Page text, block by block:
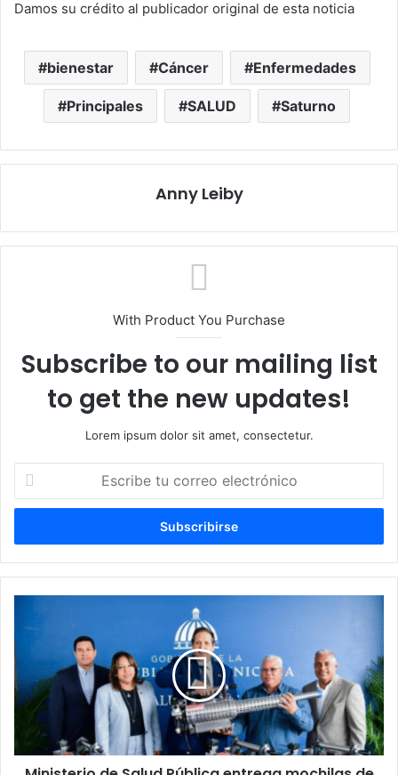
Damos su crédito al publicador original de esta noticia
bienestar Cáncer Enfermedades
Principales SALUD Saturno
Anny Leiby
With Product You Purchase
Subscribe to our mailing list
to get the new updates!
Lorem ipsum dolor sit amet, consectetur.
Escribe
correo
Salud
Pública
entrega
mochilas
fumigación